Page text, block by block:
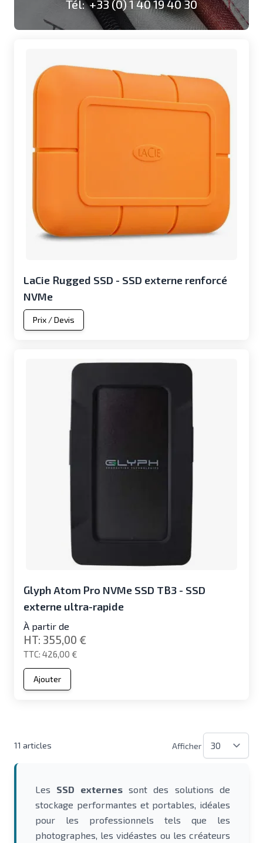
Tél: +33 (0) 1 40 19 40 30
LaCie Rugged SSD - SSD externe renforcé
NVMe
Prix / Devis
Glyph Atom Pro NVMe SSD TB3 - SSD
externe ultra-rapide
À partir de
426,00 €
355,00 €
Ajouter
11 articles Afficher
Les SSD externessont des solutions de
stockage performantes et portables, idéales
pour les professionnels tels que les
photographes, les vidéastes ou les créateurs